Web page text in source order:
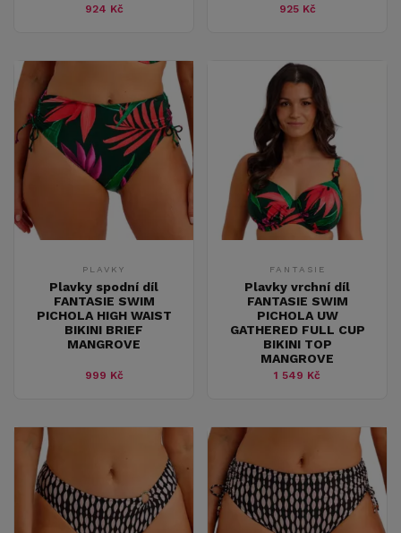
924 Kč 925 Kč
PLAVKY
Plavky spodní díl
FANTASIE SWIM
PICHOLA HIGH WAIST
BIKINI BRIEF
MANGROVE
999 Kč
FANTASIE
Plavky vrchní díl
FANTASIE SWIM
PICHOLA UW
GATHERED FULL CUP
BIKINI TOP
MANGROVE
1 549 Kč